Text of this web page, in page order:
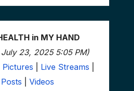
in MY HAND
23, 2025 5:05 PM)
Pictures Live Streams
Posts |Videos